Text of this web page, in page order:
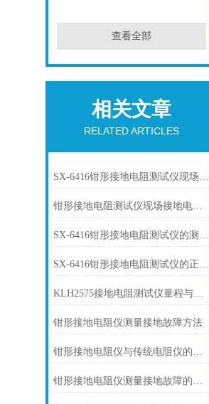
查看全部
相关文章
RELATED ARTICLES
SX-6416钳形接地电阻测试仪现场接地电阻测试应用
钳形接地电阻测试仪现场接地电阻测试应用
SX-6416钳形接地电阻测试仪的测试原理
SX-6416钳形接地电阻测试仪的正确使用方法
KLH2575接地电阻测试仪量程与精度
钳形接地电阻仪测量接地故障方法
钳形接地电阻仪与传统电阻仪的差异
钳形接地电阻仪测量接地故障的方法